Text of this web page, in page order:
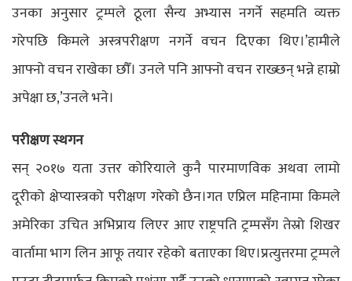
उनका अनुसार ट्रम्पले ठूला सैन्य अभ्यास नगर्ने सहमति व्यक्त
गरेपछि किमले अस्त्रपरीक्षण नगर्ने वचन दिएका थिए।’हामीले
आफ्नो वचन राखेका छौँ। उनले पनि आफ्नो वचन राख्छन् भन्ने हाम्रो
अपेक्षा छ,’उनले भने।
परीक्षण स्थगन
सन् २०१७ यता उत्तर कोरियाले कुनै पारमाणविक अथवा लामो
दूरीको क्षेप्यास्त्रको परीक्षण गरेको छैन।गत एप्रिल महिनामा किमले
अमेरिका उचित अभिप्राय लिएर आए राष्ट्रपति ट्रम्पसँग तेस्रो शिखर
वार्तामा भाग लिन आफू तयार रहेको बताएका थिए।प्रत्युत्तरमा ट्रम्पले